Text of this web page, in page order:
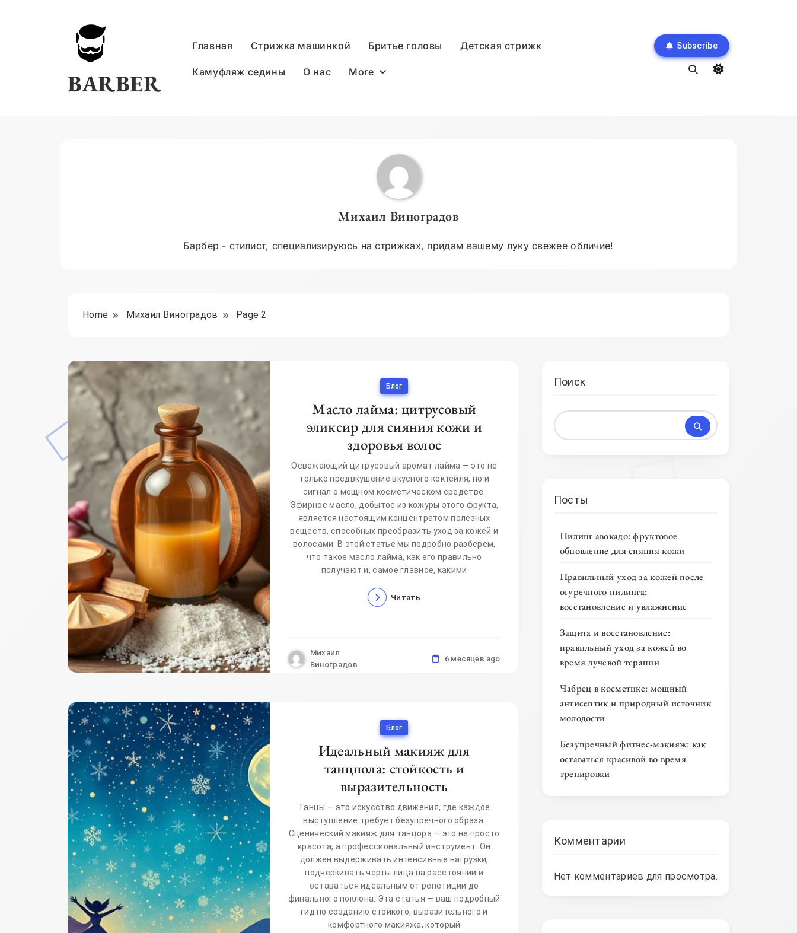
BARBER
Главная Стрижка машинкой Бритье головы Детская стрижк
Камуфляж седины О нас More
Subscribe
Михаил Виноградов
Барбер - стилист, специализируюсь на стрижках, придам вашему луку свежее обличие!
Home Михаил Виноградов Page 2
Блог
Масло лайма: цитрусовый
эликсир для сияния кожи и
здоровья волос
Освежающий цитрусовый аромат лайма — это не
только предвкушение вкусного коктейля, но и
сигнал о мощном косметическом средстве.
Эфирное масло, добытое из кожуры этого фрукта,
является настоящим концентратом полезных
веществ, способных преобразить уход за кожей и
волосами. В этой статье мы подробно разберем,
что такое масло лайма, как его правильно
получают и, самое главное, какими
Читать
Михаил
Виноградов
6 месяцев ago
Блог
Идеальный макияж для
танцпола: стойкость и
выразительность
Танцы — это искусство движения, где каждое
выступление требует безупречного образа.
Сценический макияж для танцора — это не просто
красота, а профессиональный инструмент. Он
должен выдерживать интенсивные нагрузки,
подчеркивать черты лица на расстоянии и
оставаться идеальным от репетиции до
финального поклона. Эта статья — ваш подробный
гид по созданию стойкого, выразительного и
комфортного макияжа, который
Поиск
Посты
Пилинг авокадо: фруктовое
обновление для сияния кожи
Правильный уход за кожей после
огуречного пилинга:
восстановление и увлажнение
Защита и восстановление:
правильный уход за кожей во
время лучевой терапии
Чабрец в косметике: мощный
антисептик и природный источник
молодости
Безупречный фитнес-макияж: как
оставаться красивой во время
тренировки
Комментарии
Нет комментариев для просмотра.